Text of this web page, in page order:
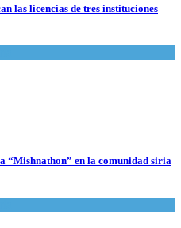
las licencias de tres instituciones
“Mishnathon” en la comunidad siria